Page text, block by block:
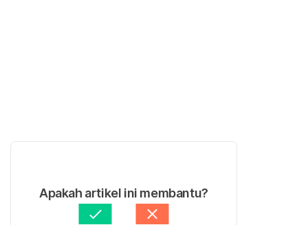
Apakah artikel ini membantu?